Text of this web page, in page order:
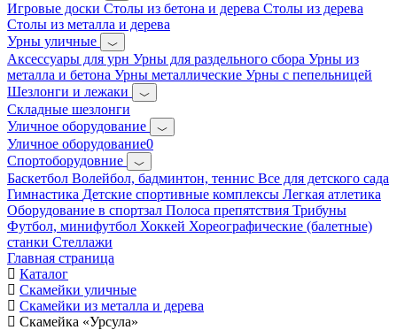
Игровые доски Столы из бетона и дерева Столы из дерева
Столы из металла и дерева
Урны уличные
Аксессуары для урн Урны для раздельного сбора Урны из
металла и бетона Урны металлические Урны с пепельницей
Шезлонги и лежаки
Складные шезлонги
Уличное оборудование
Уличное оборудование0
Спортоборудовние
Баскетбол Волейбол, бадминтон, теннис Все для детского сада
Гимнастика Детские спортивные комплексы Легкая атлетика
Оборудование в спортзал Полоса препятствия Трибуны
Футбол, минифутбол Хоккей Хореографические (балетные)
станки Стеллажи
Главная страница
Каталог
Скамейки уличные
Скамейки из металла и дерева
Скамейка «Урсула»